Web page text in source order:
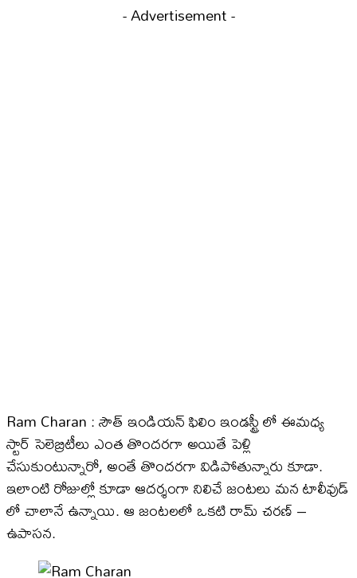
- Advertisement -
Ram Charan : సౌత్ ఇండియన్ ఫిలిం ఇండస్ట్రీ లో ఈమధ్య
స్టార్ సెలెబ్రిటీలు ఎంత తొందరగా అయితే పెళ్లి
చేసుకుంటున్నారో, అంతే తొందరగా విడిపోతున్నారు కూడా.
ఇలాంటి రోజుల్లో కూడా ఆదర్శంగా నిలిచే జంటలు మన టాలీవుడ్
లో చాలానే ఉన్నాయి. ఆ జంటలలో ఒకటి రామ్ చరణ్ –
ఉపాసన.